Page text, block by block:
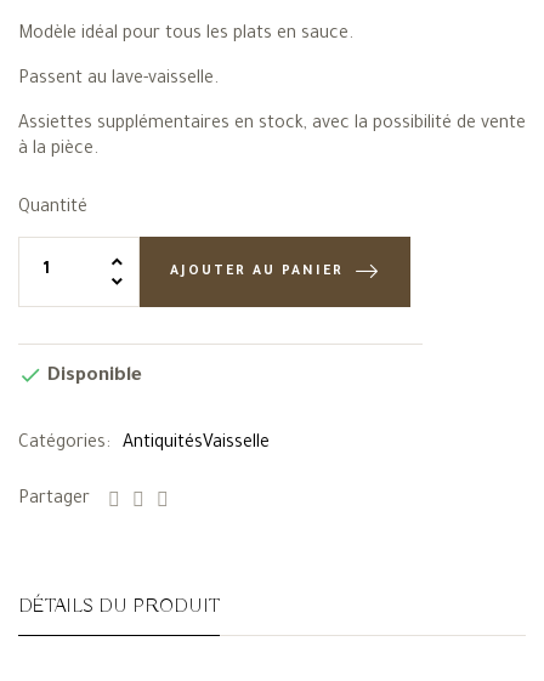
Modèle idéal pour tous les plats en sauce.
Passent au lave-vaisselle.
Assiettes supplémentaires en stock, avec la possibilité de vente
à la pièce.
Quantité
AJOUTER AU PANIER
 Disponible
Catégories: AntiquitésVaisselle
Partager
DÉTAILS DU PRODUIT